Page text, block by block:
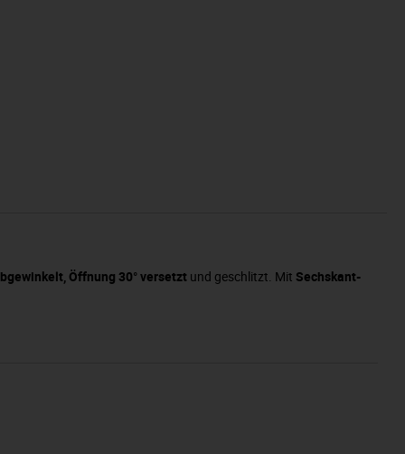
Öffnung 30° versetzt und geschlitzt. Mit Sechskant-